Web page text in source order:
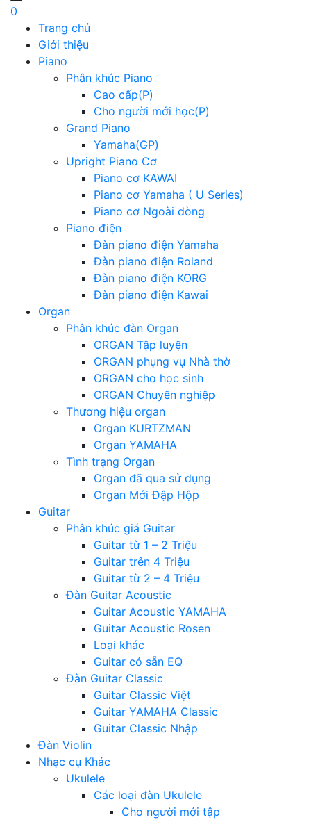
0
Trang chủ
Giới thiệu
Piano
Phân khúc Piano
Cao cấp(P)
Cho người mới học(P)
Grand Piano
Yamaha(GP)
Upright Piano Cơ
Piano cơ KAWAI
Piano cơ Yamaha ( U Series)
Piano cơ Ngoài dòng
Piano điện
Đàn piano điện Yamaha
Đàn piano điện Roland
Đàn piano điện KORG
Đàn piano điện Kawai
Organ
Phân khúc đàn Organ
ORGAN Tập luyện
ORGAN phụng vụ Nhà thờ
ORGAN cho học sinh
ORGAN Chuyên nghiệp
Thương hiệu organ
Organ KURTZMAN
Organ YAMAHA
Tình trạng Organ
Organ đã qua sử dụng
Organ Mới Đập Hộp
Guitar
Phân khúc giá Guitar
Guitar từ 1 – 2 Triệu
Guitar trên 4 Triệu
Guitar từ 2 – 4 Triệu
Đàn Guitar Acoustic
Guitar Acoustic YAMAHA
Guitar Acoustic Rosen
Loại khác
Guitar có sẵn EQ
Đàn Guitar Classic
Guitar Classic Việt
Guitar YAMAHA Classic
Guitar Classic Nhập
Đàn Violin
Nhạc cụ Khác
Ukulele
Các loại đàn Ukulele
Cho người mới tập